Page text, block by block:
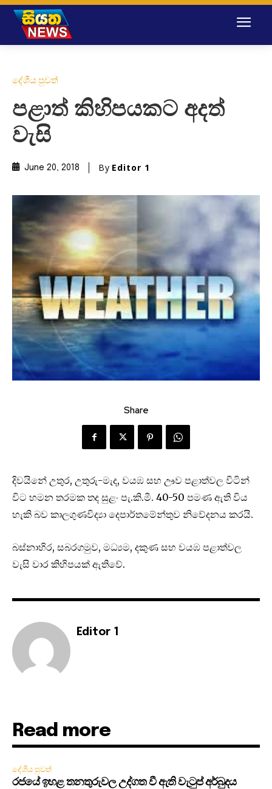
දේශීය පුවත්
පළාත් කිහිපයකට අදත්
වැසි
June 20, 2018 By Editor 1
Share
දිවයිනේ උතුර, උතුරු-මැද, වයඹ සහ ඌව පළාත්වල විටින්
විට හමන තරමක තද සුළං පැ.කි.මී. 40-50 පමණ ඇති විය
හැකි බව කාලගුණවිද්‍යා දෙපාර්තමේන්තුව නිවේදනය කරයි.
බස්නාහිර, සබරගමුව, මධ්‍යම, දකුණ සහ වයඹ පළාත්වල
වැසි වාර කිහිපයක් ඇතිවේ.
Editor 1
Read more
දේශීය පුවත්
රජයේ ඉහළ තනතුරුවල උද්ගත වී ඇති වැටුප් අර්බුදය